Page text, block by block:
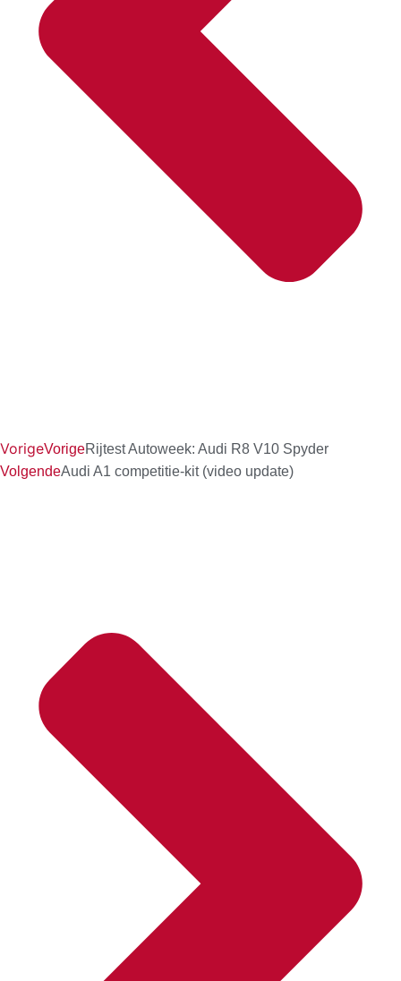
VorigeVorigeRijtest Autoweek: Audi R8 V10 Spyder
VolgendeAudi A1 competitie-kit (video update)